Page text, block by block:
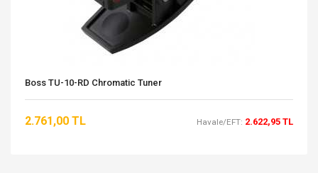
Boss TU-10-RD Chromatic Tuner
2.761,00 TL Havale/EFT: 2.622,95 TL